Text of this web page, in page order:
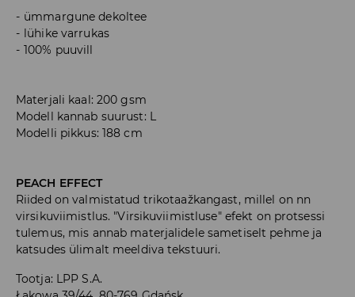
ümmargune dekoltee
lühike varrukas
100% puuvill
Materjali kaal: 200 gsm
Modell kannab suurust: L
Modelli pikkus: 188 cm
PEACH EFFECT
Riided on valmistatud trikotaažkangast, millel on nn
virsikuviimistlus. "Virsikuviimistluse" efekt on protsessi
tulemus, mis annab materjalidele sametiselt pehme ja
katsudes ülimalt meeldiva tekstuuri.
Tootja: LPP S.A.